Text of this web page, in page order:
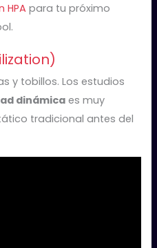
HPApara tu próximo
y tobillos. Los estudios
dinámica es muy
tradicional antes del